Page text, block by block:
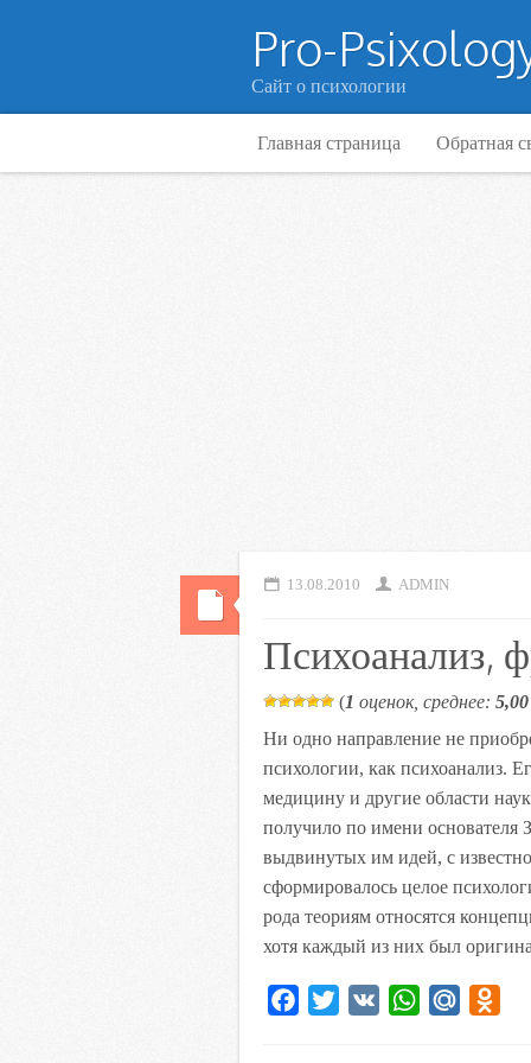
Pro-
Сайт о психологии
Главная страница Обратная
13.08.2010 ADMIN
Психоанализ,
(1 оценок, среднее: 5,00
Ни одно направление не
психологии, как психоанализ.
медицину и другие области
получило по имени основателя
выдвинутых им идей, с
сформировалось целое
рода теориям относятся
хотя каждый из них был
W